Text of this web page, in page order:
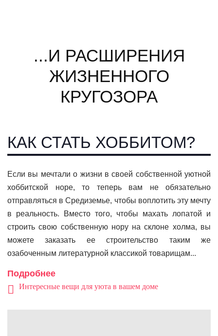
...И РАСШИРЕНИЯ
ЖИЗНЕННОГО
КРУГОЗОРА
КАК СТАТЬ ХОББИТОМ?
Если вы мечтали о жизни в своей собственной уютной
хоббитской норе, то теперь вам не обязательно
отправляться в Средиземье, чтобы воплотить эту мечту
в реальность. Вместо того, чтобы махать лопатой и
строить свою собственную нору на склоне холма, вы
можете заказать ее строительство таким же
озабоченным литературной классикой товарищам...
Подробнее
Интересные вещи для уюта в вашем доме